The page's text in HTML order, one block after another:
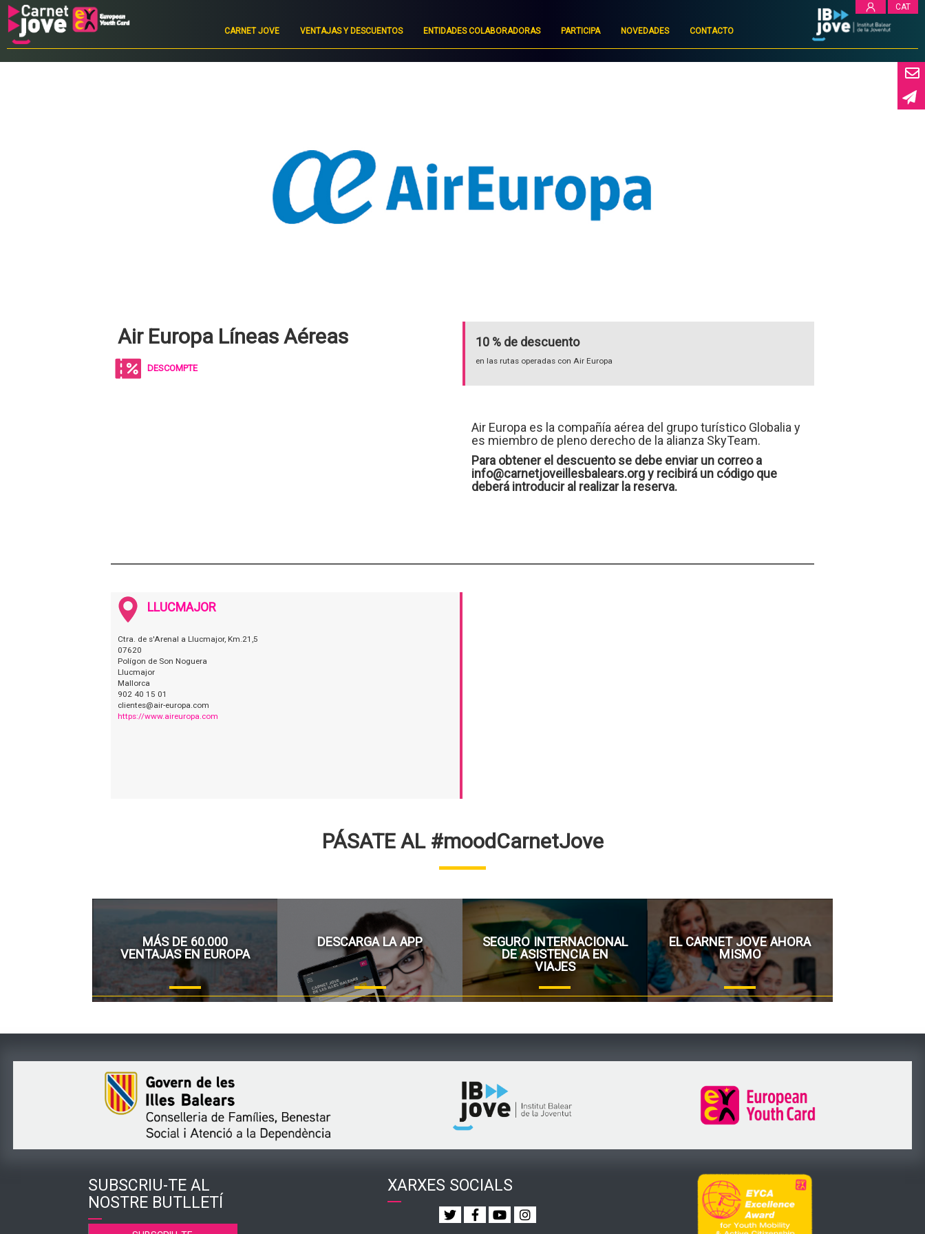
CAT
Main
navigation
CARNET JOVE VENTAJAS Y DESCUENTOS ENTIDADES COLABORADORAS PARTICIPA NOVEDADES CONTACTO
Air Europa Líneas Aéreas
DESCOMPTE
10 % de descuento
en las rutas operadas con Air Europa
Air Europa es la compañía aérea del grupo turístico Globalia y
es miembro de pleno derecho de la alianza SkyTeam.
Para obtener el descuento se debe enviar un correo a
info@carnetjoveillesbalears.org y recibirá un código que
deberá introducir al realizar la reserva.
LLUCMAJOR
Ctra. de s'Arenal a Llucmajor, Km.21,5
07620
Polígon de Son Noguera
Llucmajor
Mallorca
902 40 15 01
clientes@air-europa.com
https://www.aireuropa.com
PÁSATE AL #moodCarnetJove
MÁS DE 60.000
VENTAJAS EN EUROPA
DESCARGA LA APP
SEGURO INTERNACIONAL
DE ASISTENCIA EN
VIAJES
EL CARNET JOVE AHORA
MISMO
SUBSCRIU-TE AL
NOSTRE BUTLLETÍ
XARXES SOCIALS